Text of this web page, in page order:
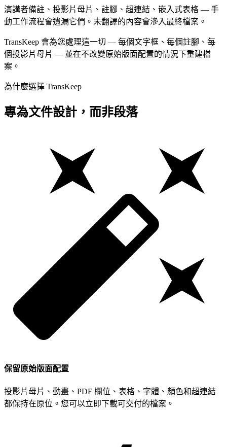
演講者備註、投影片母片、註腳、超連結、嵌入式表格 — 手
動工作流程會遺漏它們。未翻譯的內容會滲入最終檔案。
TransKeep 會為您處理這一切 — 每個文字框、每個註腳、每
個投影片母片 — 並在不改變原始版面配置的情況下重建檔
案。
為什麼選擇 TransKeep
專為文件設計，而非段落
保留原始版面配置
投影片母片、動畫、PDF 欄位、表格、字體、顏色和超連結
都保持在原位。您可以立即下載可交付的檔案。